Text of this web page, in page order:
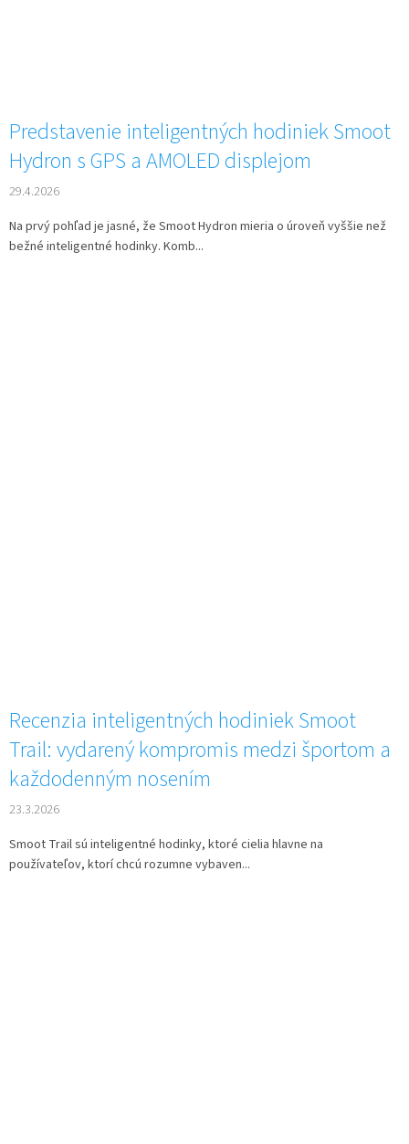
Predstavenie inteligentných hodiniek Smoot
Hydron s GPS a AMOLED displejom
29.4.2026
Na prvý pohľad je jasné, že Smoot Hydron mieria o úroveň vyššie než
bežné inteligentné hodinky. Komb...
Recenzia inteligentných hodiniek Smoot
Trail: vydarený kompromis medzi športom a
každodenným nosením
23.3.2026
Smoot Trail sú inteligentné hodinky, ktoré cielia hlavne na
používateľov, ktorí chcú rozumne vybaven...